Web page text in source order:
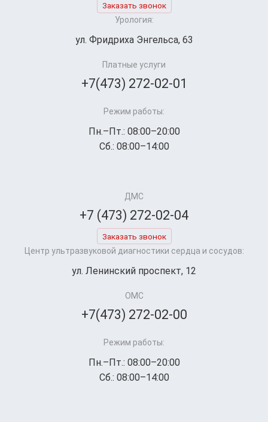
Заказать звонок
Урология:
ул. Фридриха Энгельса, 63
Платные услуги
+7(473) 272-02-01
Режим работы:
Пн.–Пт.: 08:00–20:00
Сб.: 08:00–14:00
ДМС
+7 (473) 272-02-04
Заказать звонок
Центр ультразвуковой диагностики сердца и сосудов:
ул. Ленинский проспект, 12
ОМС
+7(473) 272-02-00
Режим работы:
Пн.–Пт.: 08:00–20:00
Сб.: 08:00–14:00